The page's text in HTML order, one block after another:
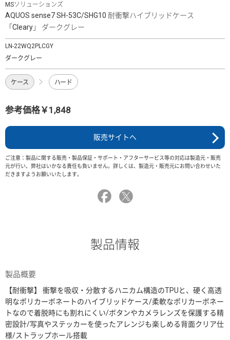
MSソリューションズ
AQUOS sense7 SH-53C/SHG10 耐衝撃ハイブリッドケース
「Cleary」 ダークグレー
LN-22WQ2PLCGY
ダークグレー
ケース ハード
参考価格￥1,848
販売サイトへ
ご注意：製品に関する販売・製品保証・サポート・アフターサービス等の対応は製造元・販売
元が行い、弊社はいかなる責任も負いません。詳しくは、製造元・販売元にお問い合わせいた
だきますようお願いいたします。
製品情報
製品概要
【耐衝撃】 衝撃を吸収・分散するハニカム構造のTPUと、硬く高透
明なポリカーボネートのハイブリッドケース/柔軟なポリカーボネー
トなので着脱時にも割れにくい/ボタンやカメラレンズを保護する精
密設計/写真やステッカーを使ったアレンジも楽しめる背面クリア仕
様/ストラップホール搭載